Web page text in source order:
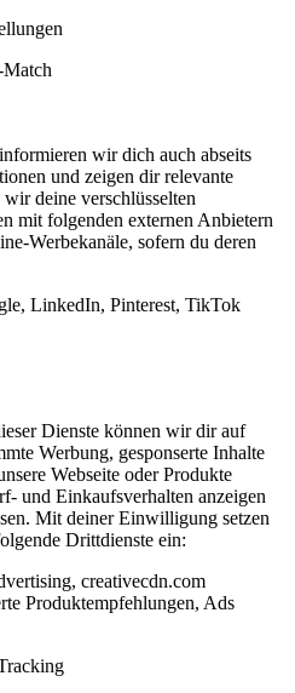
wir dich auch abseits
und zeigen dir relevante
deine verschlüsselten
mit folgenden externen Anbietern
Werbekanäle, sofern du deren
LinkedIn, Pinterest, TikTok
Dienste können wir dir auf
Werbung, gesponserte Inhalte
Webseite oder Produkte
und Einkaufsverhalten anzeigen
Mit deiner Einwilligung setzen
Drittdienste ein:
creativecdn.com
Produktempfehlungen, Ads